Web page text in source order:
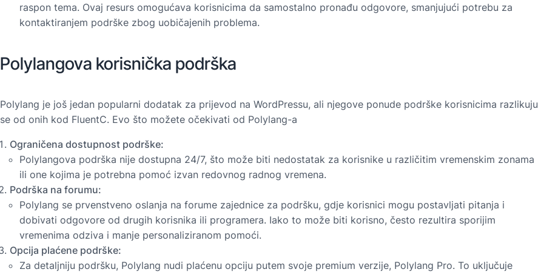
raspon tema. Ovaj resurs omogućava korisnicima da samostalno pronađu odgovore, smanjujući potrebu za
kontaktiranjem podrške zbog uobičajenih problema.
Polylangova korisnička podrška
Polylang je još jedan popularni dodatak za prijevod na WordPressu, ali njegove ponude podrške korisnicima razlikuju
se od onih kod FluentC. Evo što možete očekivati od Polylang-a
Ograničena dostupnost podrške:
Polylangova podrška nije dostupna 24/7, što može biti nedostatak za korisnike u različitim vremenskim zonama
ili one kojima je potrebna pomoć izvan redovnog radnog vremena.
Podrška na forumu:
Polylang se prvenstveno oslanja na forume zajednice za podršku, gdje korisnici mogu postavljati pitanja i
dobivati odgovore od drugih korisnika ili programera. Iako to može biti korisno, često rezultira sporijim
vremenima odziva i manje personaliziranom pomoći.
Opcija plaćene podrške:
Za detaljniju podršku, Polylang nudi plaćenu opciju putem svoje premium verzije, Polylang Pro. To uključuje